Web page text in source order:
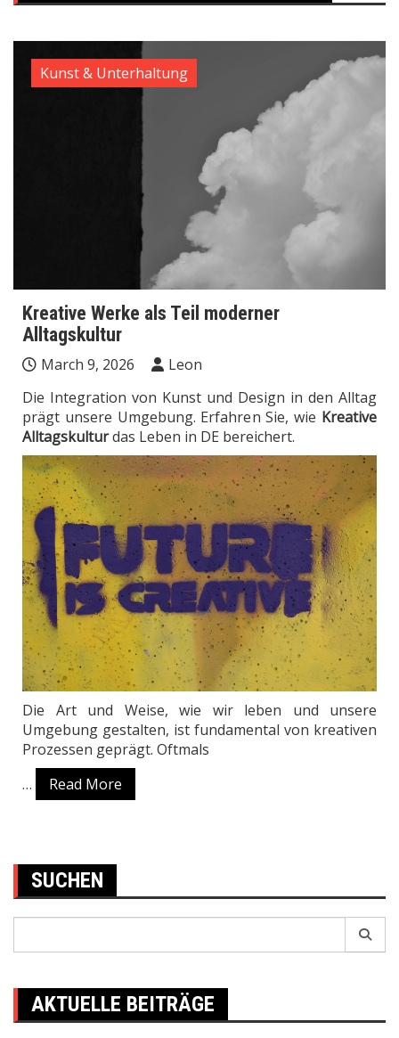
Kunst & Unterhaltung
Kreative Werke als Teil moderner
Alltagskultur
March 9, 2026
Leon
Die Integration von Kunst und Design in den Alltag
prägt unsere Umgebung. Erfahren Sie, wie Kreative
Alltagskulturdas Leben in DE bereichert.
Die Art und Weise, wie wir leben und unsere
Umgebung gestalten, ist fundamental von kreativen
Prozessen geprägt. Oftmals
…
Read More
SUCHEN
for:
AKTUELLE BEITRÄGE